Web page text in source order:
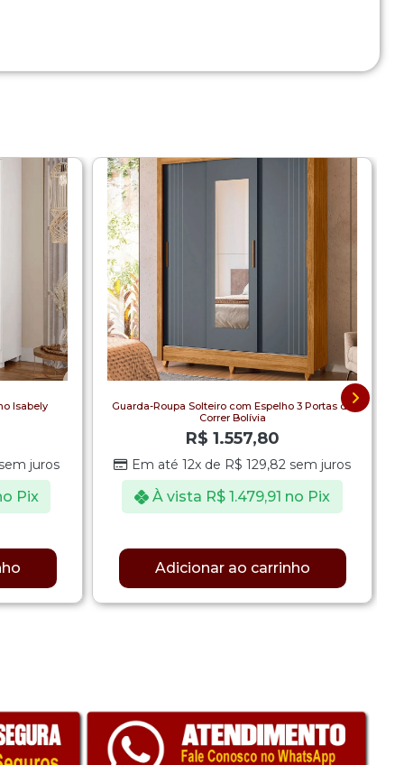
Isabely
juros
Pix
Guarda-Roupa Solteiro com Espelho 3 Portas de
Correr Bolívia
R$ 1.557,80
Em até 12x de R$ 129,82 sem juros
À vista R$ 1.479,91 no Pix
Adicionar ao carrinho